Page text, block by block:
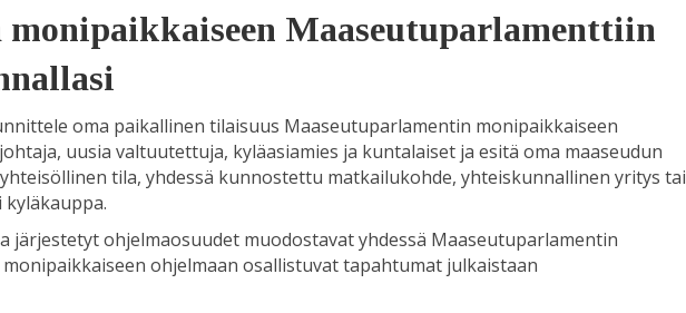
monipaikkaiseen Maaseutuparlamenttiin
oma paikallinen tilaisuus Maaseutuparlamentin monipaikkaiseen
uusia valtuutettuja, kyläasiamies ja kuntalaiset ja esitä oma maaseudun
tila, yhdessä kunnostettu matkailukohde, yhteiskunnallinen yritys tai
järjestetyt ohjelmaosuudet muodostavat yhdessä Maaseutuparlamentin
ohjelmaan osallistuvat tapahtumat julkaistaan